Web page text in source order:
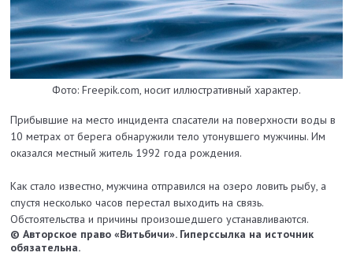
Фото: Freepik.com, носит иллюстративный характер.
Прибывшие на место инцидента спасатели на поверхности воды в
10 метрах от берега обнаружили тело утонувшего мужчины. Им
оказался местный житель 1992 года рождения.
Как стало известно, мужчина отправился на озеро ловить рыбу, а
спустя несколько часов перестал выходить на связь.
Обстоятельства и причины произошедшего устанавливаются.
© Авторское право «Витьбичи». Гиперссылка на источник
обязательна.